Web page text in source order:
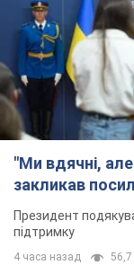
"Ми вдячні,
закликав
Президент
підтримку
4 часа назад 56,7